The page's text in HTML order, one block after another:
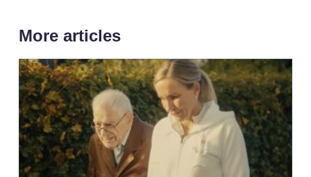
More articles